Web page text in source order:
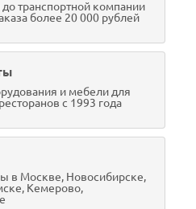
транспортной компании
более 20 000 рублей
и мебели для
с 1993 года
в Москве, Новосибирске,
Кемерово,